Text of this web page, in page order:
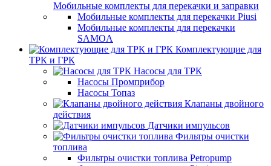
Мобильные комплекты для перекачки и заправки
Мобильные комплекты для перекачки Piusi
Мобильные комплекты для перекачки
SAMOA
Комплектующие для
ТРК и ГРК
Насосы для ТРК
Насосы Промприбор
Насосы Топаз
Клапаны двойного
действия
Датчики импульсов
Фильтры очистки
топлива
Фильтры очистки топлива Petropump